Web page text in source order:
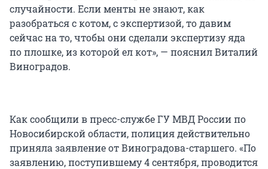
случайности. Если менты не знают, как
разобраться с котом, с экспертизой, то давим
сейчас на то, чтобы они сделали экспертизу яда
по плошке, из которой ел кот», — пояснил Виталий
Виноградов.
Как сообщили в пресс-службе ГУ МВД России по
Новосибирской области, полиция действительно
приняла заявление от Виноградова-старшего. «По
заявлению, поступившему 4 сентября, проводится